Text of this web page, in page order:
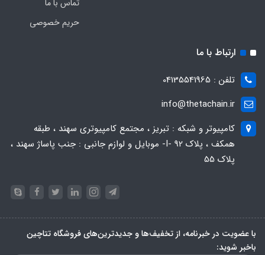
تماس با ما
حریم خصوصی
ارتباط با ما
تلفن : 04135541965
info@thetachain.ir
کامپیوتر و شبکه : تبریز ، مجتمع کامپیوتری سهند ، طبقه
همکف ، پلاک 92 -I- موبایل و لوازم جانبی : جنب پاساژ سهند ،
پلاک 55
با عضویت در خبرنامه، از تخفیف‌ها و جدیدترین‌های فروشگاه تتاچین
باخبر شوید: